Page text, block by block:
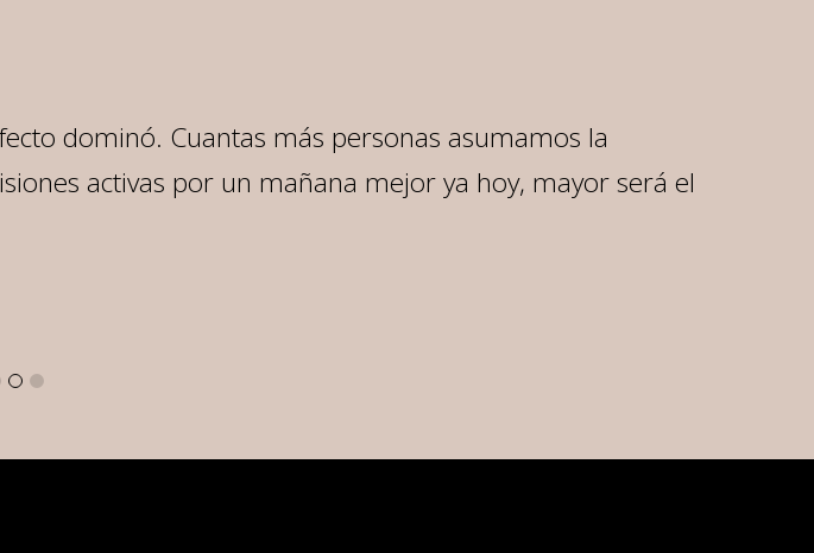
dominó. Cuantas más personas asumamos la
activas por un mañana mejor ya hoy, mayor será el